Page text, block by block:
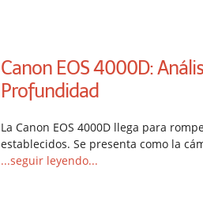
Canon EOS 4000D:
Profundidad
La Canon EOS 4000D llega para
establecidos. Se presenta como la
...seguir leyendo...